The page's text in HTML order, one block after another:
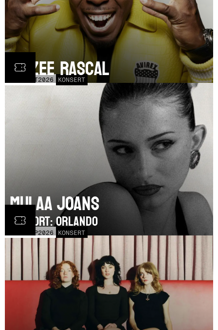
OCT2026 KONSERT
Dizzee Rascal
SEP2026 KONSERT
Mulaa Joans
SUPPORT: Orlando